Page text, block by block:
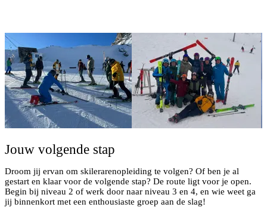
Jouw volgende stap
Droom jij ervan om skilerarenopleiding te volgen? Of ben je al
gestart en klaar voor de volgende stap? De route ligt voor je open.
Begin bij niveau 2 of werk door naar niveau 3 en 4, en wie weet ga
jij binnenkort met een enthousiaste groep aan de slag!